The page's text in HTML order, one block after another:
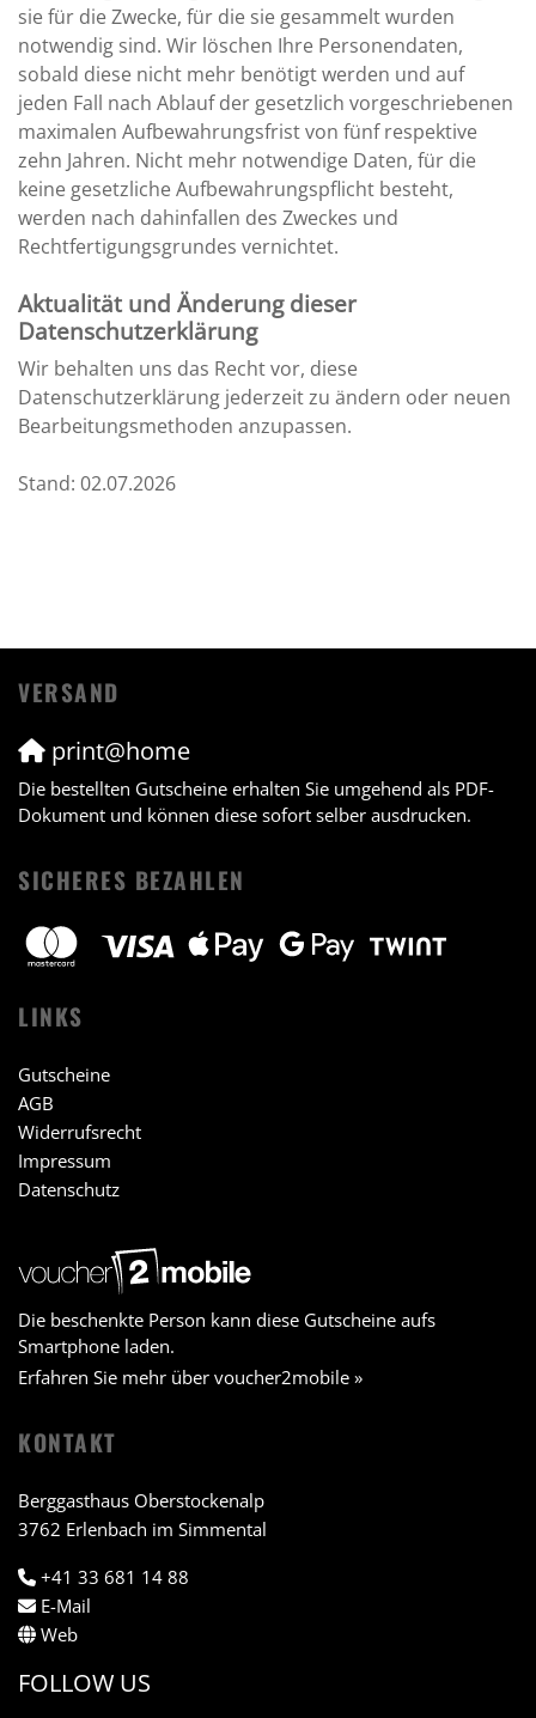
sie für die Zwecke, für die sie gesammelt wurden
notwendig sind. Wir löschen Ihre Personendaten,
sobald diese nicht mehr benötigt werden und auf
jeden Fall nach Ablauf der gesetzlich vorgeschriebenen
maximalen Aufbewahrungsfrist von fünf respektive
zehn Jahren. Nicht mehr notwendige Daten, für die
keine gesetzliche Aufbewahrungspflicht besteht,
werden nach dahinfallen des Zweckes und
Rechtfertigungsgrundes vernichtet.
Aktualität und Änderung dieser
Datenschutzerklärung
Wir behalten uns das Recht vor, diese
Datenschutzerklärung jederzeit zu ändern oder neuen
Bearbeitungsmethoden anzupassen.
Stand: 02.07.2026
VERSAND
print@home
Die bestellten Gutscheine erhalten Sie umgehend als PDF-
Dokument und können diese sofort selber ausdrucken.
SICHERES BEZAHLEN
LINKS
Gutscheine
AGB
Widerrufsrecht
Impressum
Datenschutz
Die beschenkte Person kann diese Gutscheine aufs
Smartphone laden.
Erfahren Sie mehr über voucher2mobile »
KONTAKT
Berggasthaus Oberstockenalp
3762 Erlenbach im Simmental
+41 33 681 14 88
E-Mail
Web
FOLLOW US